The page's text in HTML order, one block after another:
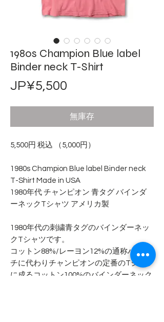
1980s Champion Blue label
Binder neck T-Shirt
JP¥5,500
無庫存
5,500円 税込 （5,000円）
1980s Champion Blue label Binder neck
T-Shirt Made in USA
1980年代 チャンピオン 青タグ バインダ
ーネックTシャツ アメリカ製
1980年代の刺繍青タグのバインダーネッ
クTシャツです。
コットン88%/レーヨン12%の通称ハチハ
チに代わりチャンピオンの定番のTシャツ
に成るコットン100%のバインダーネック